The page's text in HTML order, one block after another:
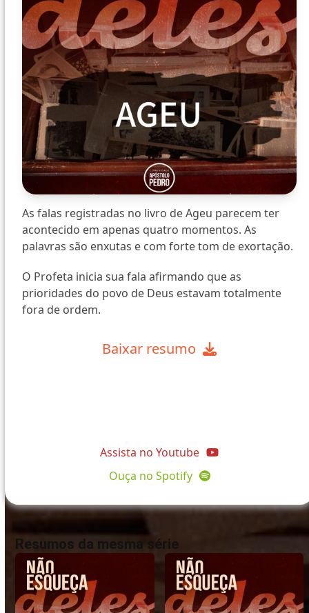
As falas registradas no livro de Ageu parecem ter
acontecido em apenas quatro momentos. As
palavras são enxutas e com forte tom de exortação.
O Profeta inicia sua fala afirmando que as
prioridades do povo de Deus estavam totalmente
fora de ordem.
Baixar resumo
Assista no Youtube
Ouça no Spotify
Resumos da mesma série